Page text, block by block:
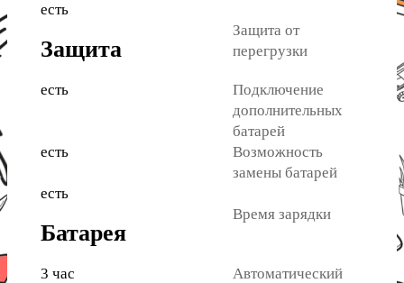
есть
Защита
Защита от
перегрузки
есть
Подключение
дополнительных
батарей
есть
Возможность
замены батарей
есть
Батарея
Время зарядки
3 час
Автоматический